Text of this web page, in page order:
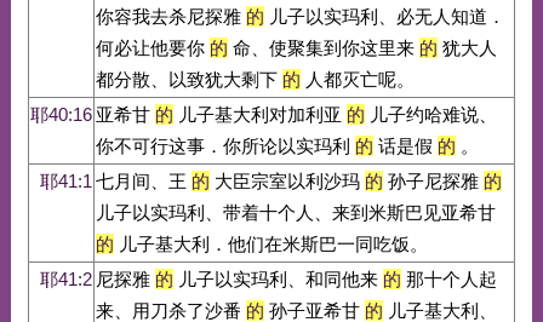
你容我去杀尼探雅 的 儿子以实玛利、必无人知道．
何必让他要你 的 命、使聚集到你这里来 的 犹大人
都分散、以致犹大剩下 的 人都灭亡呢。
耶40:16 亚希甘 的 儿子基大利对加利亚 的 儿子约哈难说、
你不可行这事．你所论以实玛利 的 话是假 的 。
耶41:1 七月间、王 的 大臣宗室以利沙玛 的 孙子尼探雅 的
儿子以实玛利、带着十个人、来到米斯巴见亚希甘
的 儿子基大利．他们在米斯巴一同吃饭。
耶41:2 尼探雅 的 儿子以实玛利、和同他来 的 那十个人起
来、用刀杀了沙番 的 孙子亚希甘 的 儿子基大利、